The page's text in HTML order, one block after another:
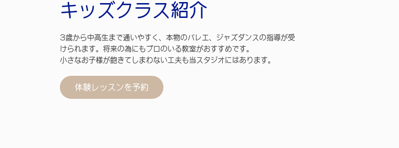
キッズクラス紹介
3歳から中高生まで通いやすく、本物のバレエ、ジャズダンスの指導が受
けられます。将来の為にもプロのいる教室がおすすめです。
小さなお子様が飽きてしまわない工夫も当スタジオにはあります。
体験レッスンを予約